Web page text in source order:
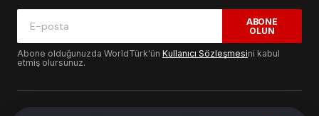
ABONE
OLUN
Abone olduğunuzda WorldTürk'ün Kullanıcı Sözleşmesini kabul
etmiş olursunuz.